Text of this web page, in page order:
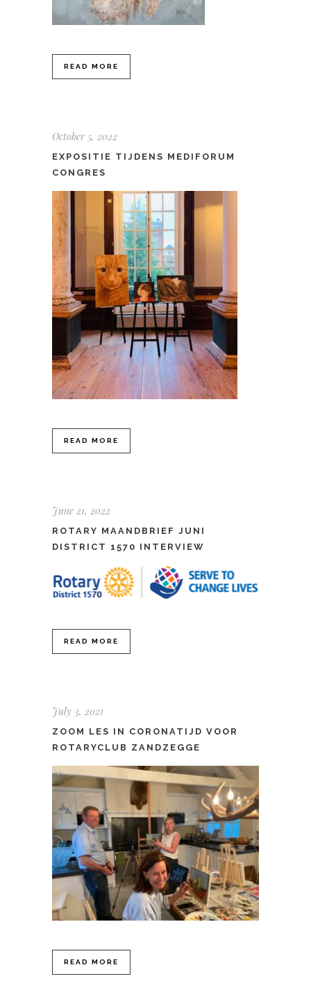
READ MORE
October 5, 2022
EXPOSITIE TIJDENS MEDIFORUM
CONGRES
READ MORE
June 21, 2022
ROTARY MAANDBRIEF JUNI
DISTRICT 1570 INTERVIEW
READ MORE
July 3, 2021
ZOOM LES IN CORONATIJD VOOR
ROTARYCLUB ZANDZEGGE
READ MORE